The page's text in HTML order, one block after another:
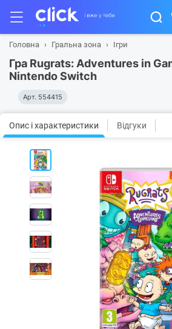
Головна Гральна зона Ігри
Гра Rugrats: Adventures in
Nintendo Switch
Арт. 554415
Опис і характеристики Відгуки